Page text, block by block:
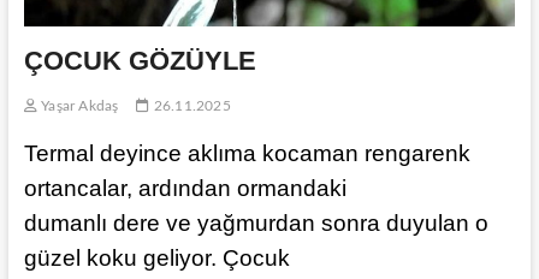
ÇOCUK GÖZÜYLE
Yaşar Akdaş 26.11.2025
Termal deyince aklıma kocaman rengarenk
ortancalar, ardından ormandaki
dumanlı dere ve yağmurdan sonra duyulan o
güzel koku geliyor. Çocuk